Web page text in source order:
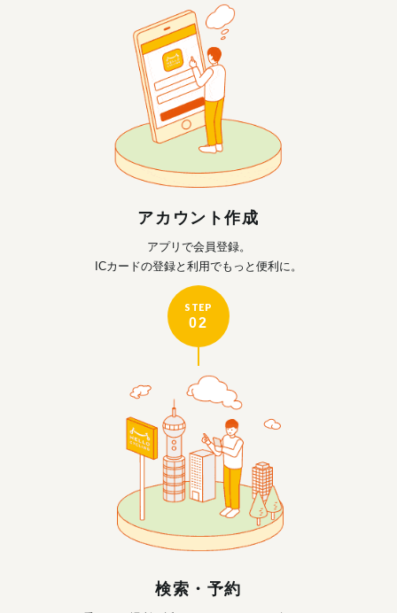
アカウント作成
アプリで会員登録。
ICカードの登録と利用でもっと便利に。
STEP
02
検索・予約